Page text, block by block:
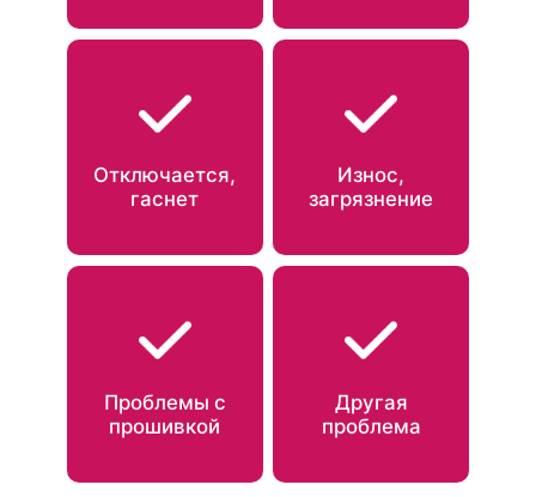
Отключается,
гаснет
Износ,
загрязнение
Проблемы с
прошивкой
Другая
проблема